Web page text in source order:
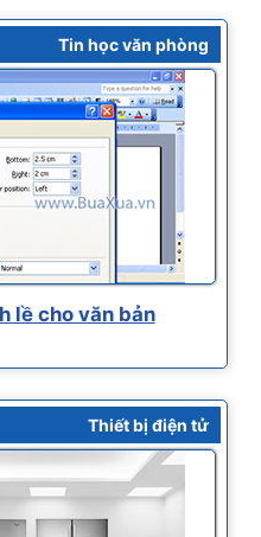
Tin học văn phòng
lề cho văn bản
Thiết bị điện tử